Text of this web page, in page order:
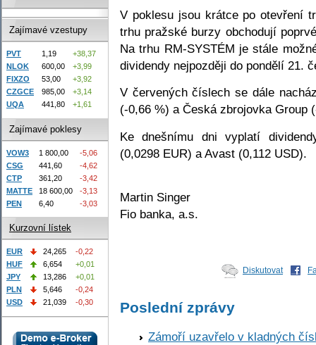
V poklesu jsou krátce po otevření
trhu pražské burzy obchodují
Na trhu RM-SYSTÉM je stále
dividendy nejpozději do pondělí 21.
V červených číslech se dále
(-0,66 %) a Česká zbrojovka Group
Ke dnešnímu dni vyplatí
(0,0298 EUR) a Avast (0,112 USD).
Martin Singer
Fio banka, a.s.
Diskutovat
Poslední zprávy
Zámoří uzavřelo v kladných
Zajímavé vzestupy
PVT 1,19
+38,37
NLOK
600,00
+3,99
FIXZO
53,00
+3,92
CZGCE
985,00
+3,14
UQA
441,80 +1,61
Zajímavé poklesy
VOW3 1 800,00
-5,06
CSG
441,60
-4,62
CTP
361,20
-3,42
MATTE
18 600,00
-3,13
PEN
6,40 -3,03
Kurzovní lístek
EUR 24,265
-0,22
HUF
6,654
+0,01
JPY
13,286
+0,01
PLN
5,646
-0,24
USD
21,039 -0,30